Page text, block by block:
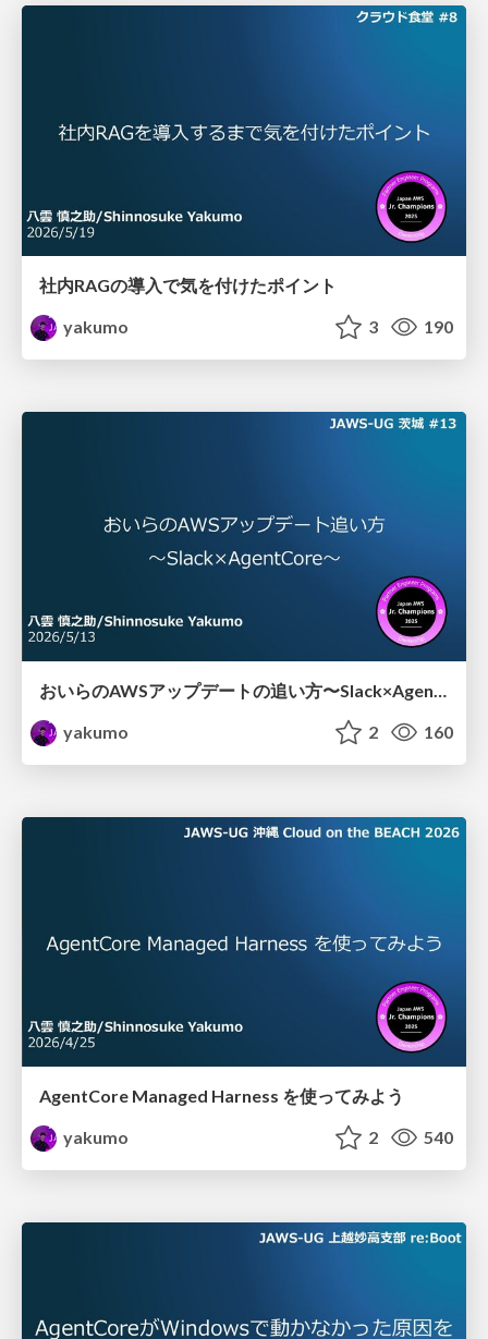
社内RAGの導入で気を付けたポイント
yakumo
3 190
おいらのAWSアップデートの追い方〜Slack×AgentCore〜
yakumo
2 160
AgentCore Managed Harness を使ってみよう
yakumo
2 540